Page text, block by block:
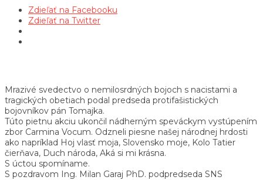
Zdieľať na Facebooku
Zdieľať na Twitter
Mrazivé svedectvo o nemilosrdných bojoch s nacistami a
tragických obetiach podal predseda protifašistických
bojovníkov pán Tomajka.
Túto pietnu akciu ukončil nádherným speváckym vystúpením
zbor Carmina Vocum. Odzneli piesne našej národnej hrdosti
ako napríklad Hoj vlasť moja, Slovensko moje, Kolo Tatier
čierňava, Duch národa, Aká si mi krásna.
S úctou spomíname.
S pozdravom Ing. Milan Garaj PhD. podpredseda SNS